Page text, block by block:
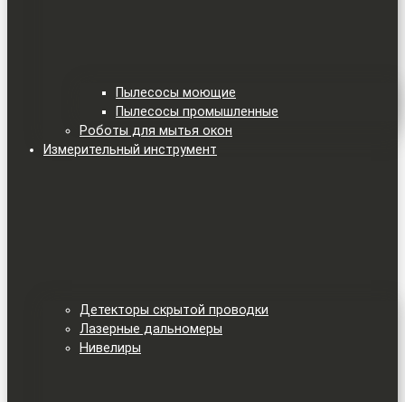
Пылесосы моющие
Пылесосы промышленные
Роботы для мытья окон
Измерительный инструмент
Детекторы скрытой проводки
Лазерные дальномеры
Нивелиры